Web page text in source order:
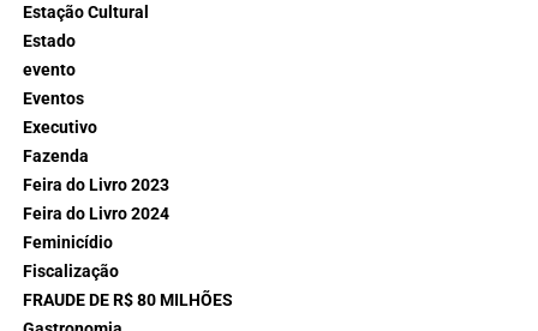
Estação Cultural
Estado
evento
Eventos
Executivo
Fazenda
Feira do Livro 2023
Feira do Livro 2024
Feminicídio
Fiscalização
FRAUDE DE R$ 80 MILHÕES